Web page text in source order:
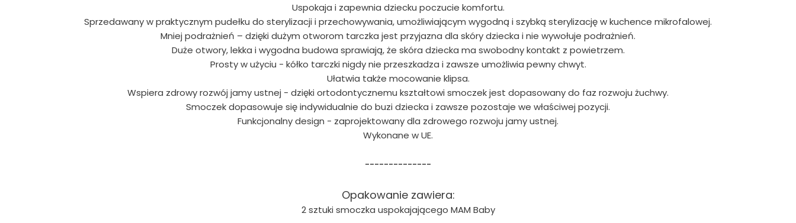
Uspokaja i zapewnia dziecku poczucie komfortu.
Sprzedawany w praktycznym pudełku do sterylizacji i przechowywania, umożliwiającym wygodną i szybką sterylizację w kuchence mikrofalowej.
Mniej podrażnień – dzięki dużym otworom tarczka jest przyjazna dla skóry dziecka i nie wywołuje podrażnień.
Duże otwory, lekka i wygodna budowa sprawiają, że skóra dziecka ma swobodny kontakt z powietrzem.
Prosty w użyciu - kółko tarczki nigdy nie przeszkadza i zawsze umożliwia pewny chwyt.
Ułatwia także mocowanie klipsa.
Wspiera zdrowy rozwój jamy ustnej - dzięki ortodontycznemu kształtowi smoczek jest dopasowany do faz rozwoju żuchwy.
Smoczek dopasowuje się indywidualnie do buzi dziecka i zawsze pozostaje we właściwej pozycji.
Funkcjonalny design - zaprojektowany dla zdrowego rozwoju jamy ustnej.
Wykonane w UE.
--------------
Opakowanie zawiera:
2 sztuki smoczka uspokajającego MAM Baby